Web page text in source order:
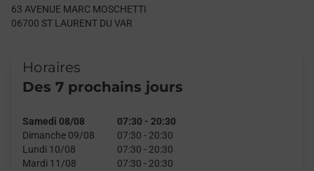
63 AVENUE MARC MOSCHETTI
06700 ST LAURENT DU VAR
Horaires
Des 7 prochains jours
Samedi 08/08 07:30 - 20:30
Dimanche 09/08
07:30 - 20:30
Lundi 10/08
07:30 - 20:30
Mardi 11/08
07:30 - 20:30